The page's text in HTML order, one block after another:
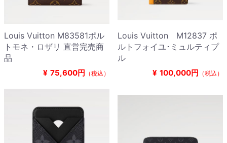
Louis Vuitton M83581ポル
トモネ・ロザリ 直営完売商
品
¥ 75,600円 （税込）
Louis Vuitton M12837 ポ
ルトフォイユ･ミュルティプ
ル
¥ 100,000円 （税込）